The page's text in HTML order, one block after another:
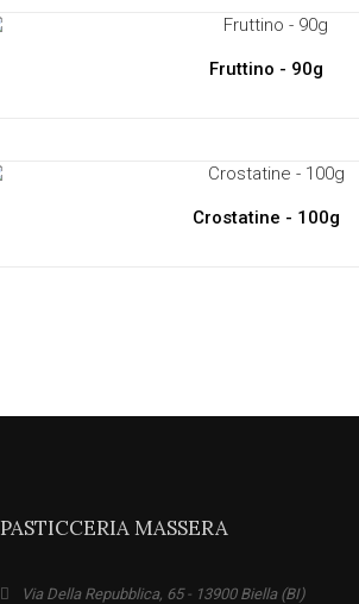
Fruttino - 90g
Crostatine - 100g
PASTICCERIA MASSERA
Via Della Repubblica, 65 - 13900 Biella (BI)